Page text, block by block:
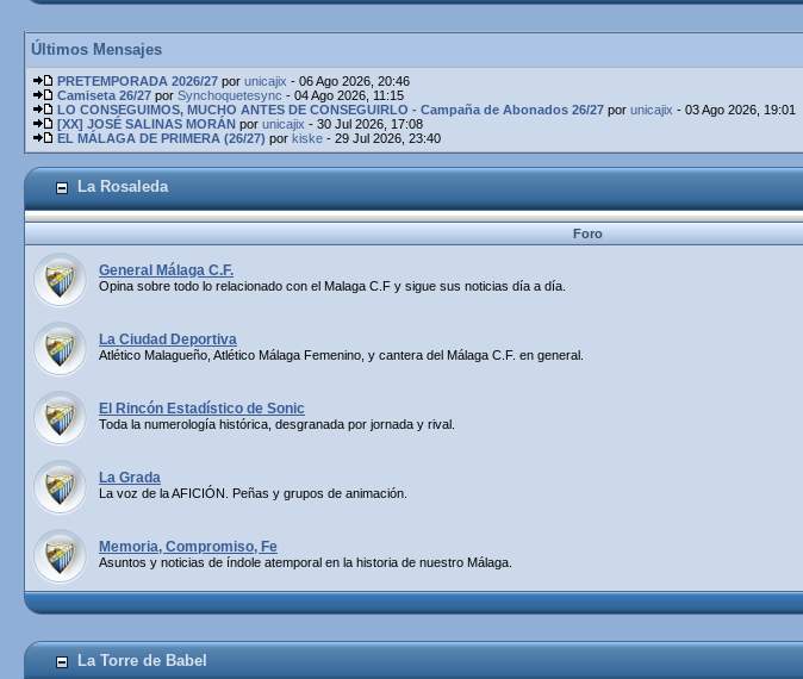
Últimos Mensajes
PRETEMPORADA 2026/27 por unicajix - 06 Ago 2026, 20:46
Camiseta 26/27 por Synchoquetesync - 04 Ago 2026, 11:15
LO CONSEGUIMOS, MUCHO ANTES DE CONSEGUIRLO - Campaña de Abonados 26/27 por unicajix - 03 Ago 2026, 19:01
[XX] JOSÉ SALINAS MORÁN por unicajix - 30 Jul 2026, 17:08
EL MÁLAGA DE PRIMERA (26/27) por kiske - 29 Jul 2026, 23:40
La Rosaleda
Foro
General Málaga C.F.
Opina sobre todo lo relacionado con el Malaga C.F y sigue sus noticias día a día.
La Ciudad Deportiva
Atlético Malagueño, Atlético Málaga Femenino, y cantera del Málaga C.F. en general.
El Rincón Estadístico de Sonic
Toda la numerología histórica, desgranada por jornada y rival.
La Grada
La voz de la AFICIÓN. Peñas y grupos de animación.
Memoria, Compromiso, Fe
Asuntos y noticias de índole atemporal en la historia de nuestro Málaga.
La Torre de Babel